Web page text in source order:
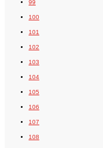
99
100
101
102
103
104
105
106
107
108